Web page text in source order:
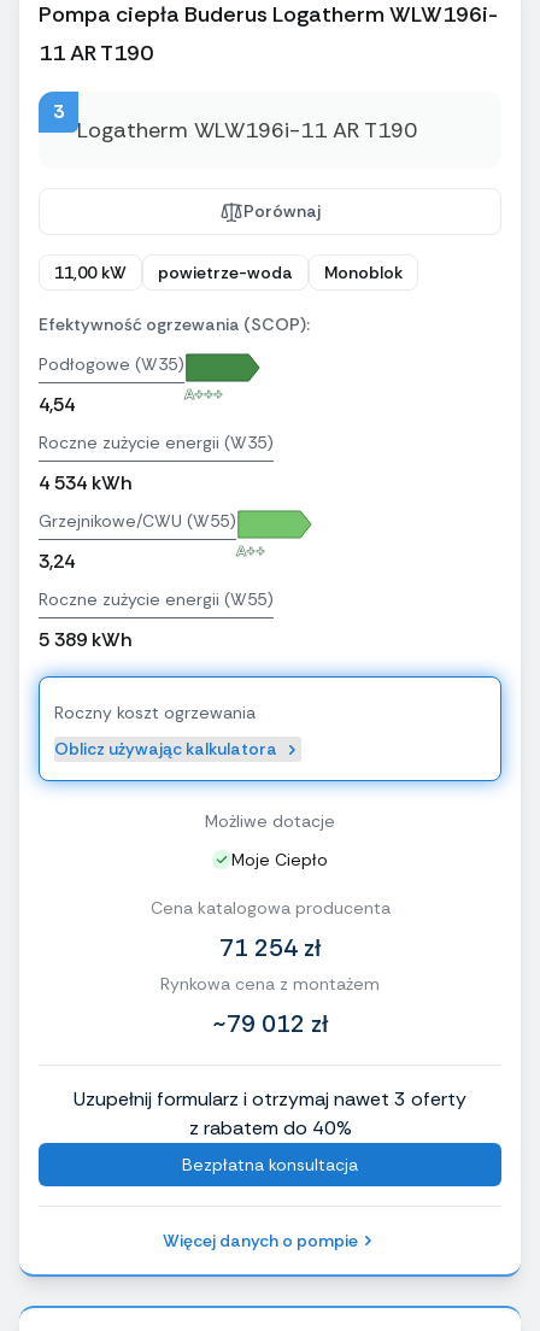
Pompa ciepła Buderus Logatherm WLW196i-
11 AR T190
3
Porównaj
11,00 kW powietrze-woda Monoblok
Efektywność ogrzewania (SCOP):
Podłogowe (W35)
4,54 A+++
Roczne zużycie energii (W35)
4 534 kWh
Grzejnikowe/CWU (W55)
3,24 A++
Roczne zużycie energii (W55)
5 389 kWh
Roczny koszt ogrzewania
Oblicz używając kalkulatora
Możliwe dotacje
Moje Ciepło
Cena katalogowa producenta
71 254 zł
Rynkowa cena z montażem
~79 012 zł
Uzupełnij formularz i otrzymaj nawet 3 oferty
z rabatem do 40%
Bezpłatna konsultacja
Więcej danych o pompie